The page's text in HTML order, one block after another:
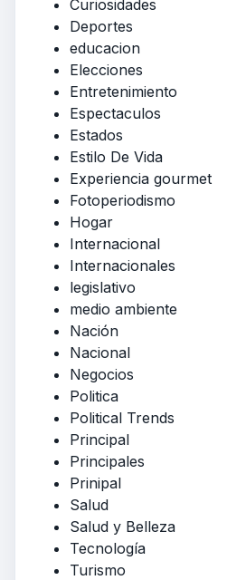
Curiosidades
Deportes
educacion
Elecciones
Entretenimiento
Espectaculos
Estados
Estilo De Vida
Experiencia gourmet
Fotoperiodismo
Hogar
Internacional
Internacionales
legislativo
medio ambiente
Nación
Nacional
Negocios
Politica
Political Trends
Principal
Principales
Prinipal
Salud
Salud y Belleza
Tecnología
Turismo